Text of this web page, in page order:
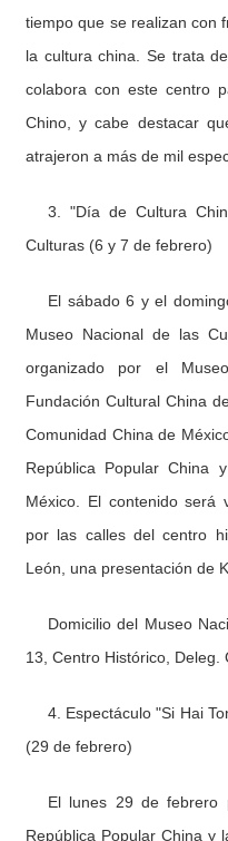
tiempo que se realizan con
la cultura china. Se trata
colabora con este centro
Chino, y cabe destacar
atrajeron a más de mil
3. "Día de Cultura
Culturas (6 y 7 de febrero)
El sábado 6 y el
Museo Nacional de las
organizado por el
Fundación Cultural China
Comunidad China de
República Popular China
México. El contenido será
por las calles del centro
León, una presentación de
Domicilio del Museo
13, Centro Histórico, Deleg.
4. Espectáculo "Si Hai
(29 de febrero)
El lunes 29 de febrero
República Popular China y